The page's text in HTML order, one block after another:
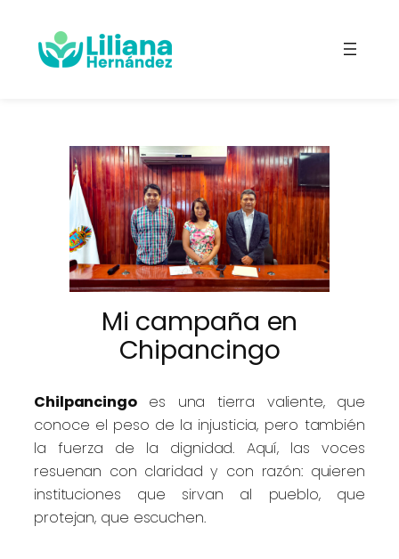
Mi campaña en
Chipancingo
Chilpancingoes una tierra valiente, que
conoce el peso de la injusticia, pero también
la fuerza de la dignidad. Aquí, las voces
resuenan con claridad y con razón: quieren
instituciones que sirvan al pueblo, que
protejan, que escuchen.